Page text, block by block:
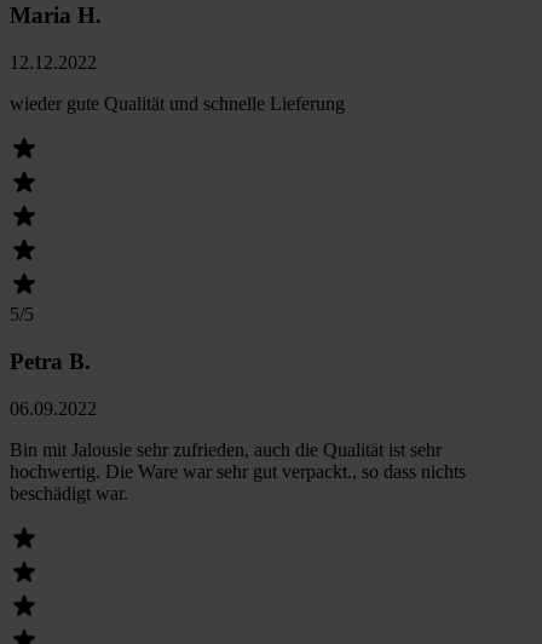
Maria H.
12.12.2022
wieder gute Qualität und schnelle Lieferung
5/5
Petra B.
06.09.2022
Bin mit Jalousie sehr zufrieden, auch die Qualität ist sehr
hochwertig. Die Ware war sehr gut verpackt., so dass nichts
beschädigt war.